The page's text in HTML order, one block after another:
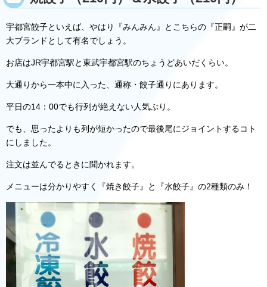
宇都宮餃子といえば、やはり『みんみん』とこちらの『正嗣』が二
大ブランドとして有名でしょう。
お店はJR宇都宮駅と東武宇都宮駅のちょうどあいだくらい。
大通りから一本中に入った、通称・餃子通りにあります。
平日の14：00でも行列が絶えない人気ぶり。
でも、思ったよりも列が短かったので最後尾にジョイントするコト
にしました。
注文は並んでるときに聞かれます。
メニューは分かりやすく『焼き餃子』と『水餃子』の2種類のみ！